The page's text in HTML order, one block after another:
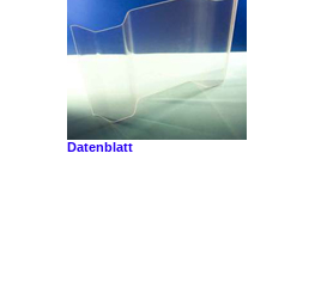
Datenblatt